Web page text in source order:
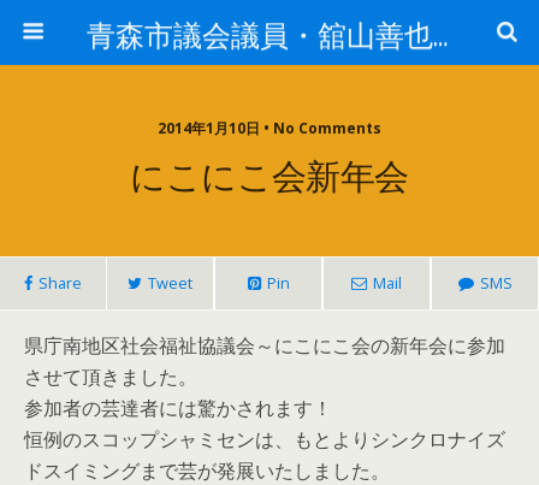
青森市議会議員・舘山善也（たてやまよしや）
2014年1月10日 • No Comments
にこにこ会新年会
Share Tweet Pin Mail SMS
県庁南地区社会福祉協議会～にこにこ会の新年会に参加
させて頂きました。
参加者の芸達者には驚かされます！
恒例のスコップシャミセンは、もとよりシンクロナイズ
ドスイミングまで芸が発展いたしました。